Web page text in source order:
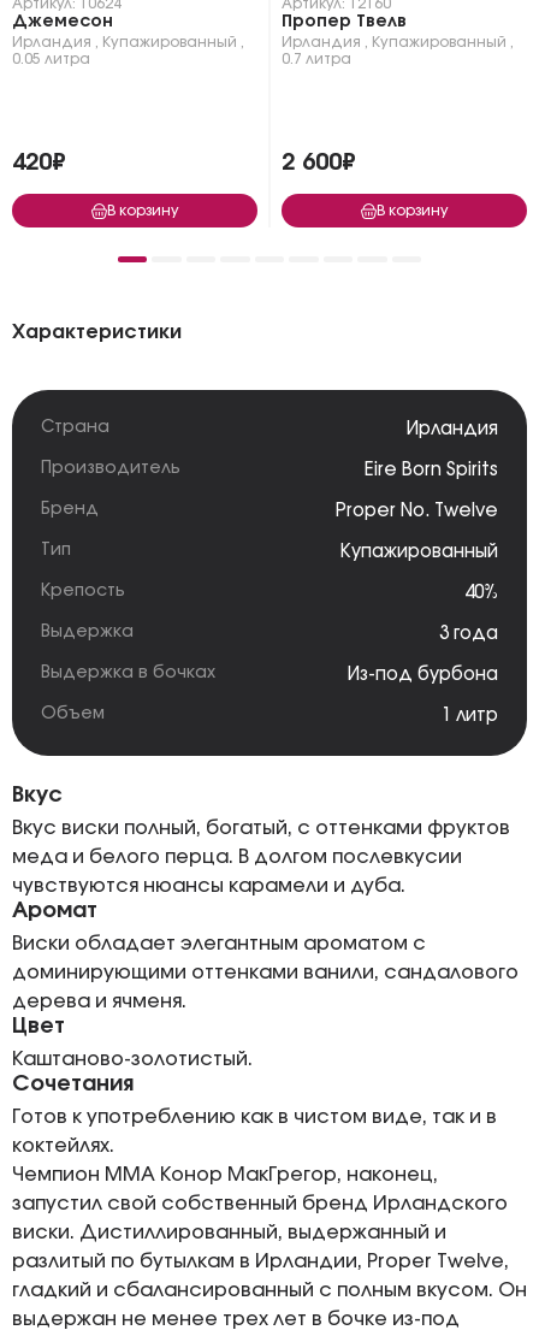
Артикул: 10624
Джемесон
Ирландия Купажированный
0.05 литра
420₽
В корзину
Артикул: 12160
Пропер Твелв
Ирландия Купажированный
0.7 литра
2 600₽
В корзину
Характеристики
Страна Ирландия
Производитель Eire Born Spirits
Бренд Proper No. Twelve
Тип Купажированный
Крепость 40%
Выдержка 3 года
Выдержка в бочках Из-под бурбона
Объем 1 литр
Вкус
Вкус виски полный, богатый, с оттенками фруктов
меда и белого перца. В долгом послевкусии
чувствуются нюансы карамели и дуба.
Аромат
Виски обладает элегантным ароматом с
доминирующими оттенками ванили, сандалового
дерева и ячменя.
Цвет
Каштаново-золотистый.
Сочетания
Готов к употреблению как в чистом виде, так и в
коктейлях.
Чемпион ММА Конор МакГрегор, наконец,
запустил свой собственный бренд Ирландского
виски. Дистиллированный, выдержанный и
разлитый по бутылкам в Ирландии, Proper Twelve,
гладкий и сбалансированный с полным вкусом. Он
выдержан не менее трех лет в бочке из-под